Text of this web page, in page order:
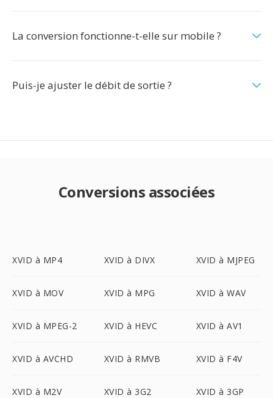
La conversion fonctionne-t-elle sur mobile ?
Puis-je ajuster le débit de sortie ?
Conversions associées
XVID à MP4 XVID à DIVX XVID à MJPEG
XVID à MOV XVID à MPG XVID à WAV
XVID à MPEG-2 XVID à HEVC XVID à AV1
XVID à AVCHD XVID à RMVB XVID à F4V
XVID à M2V XVID à 3G2 XVID à 3GP